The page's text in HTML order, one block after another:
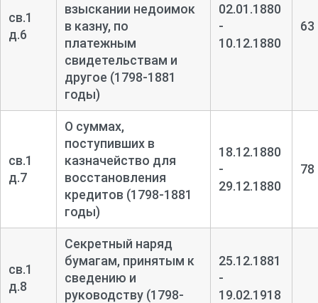
св.1
д.6
взыскании недоимок
в казну, по
платежным
свидетельствам и
другое (1798-1881
годы)
02.01.1880
-
10.12.1880
63
св.1
д.7
О суммах,
поступивших в
казначейство для
восстановления
кредитов (1798-1881
годы)
18.12.1880
-
29.12.1880
78
св.1
д.8
Секретный наряд
бумагам, принятым к
сведению и
руководству (1798-
25.12.1881
-
19.02.1918